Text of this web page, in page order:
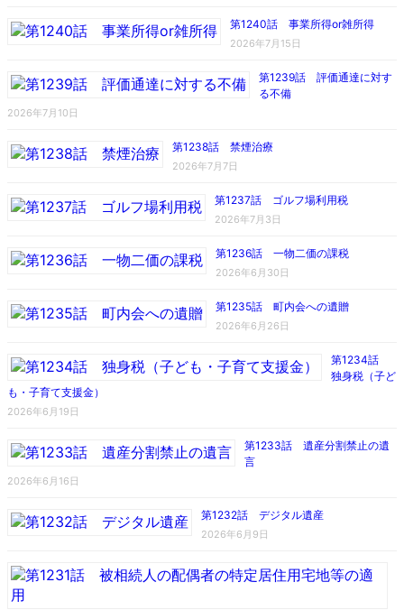
第1240話 事業所得or雑所得
2026年7月15日
第1239話 評価通達に対す
る不備
2026年7月10日
第1238話 禁煙治療
2026年7月7日
第1237話 ゴルフ場利用税
2026年7月3日
第1236話 一物二価の課税
2026年6月30日
第1235話 町内会への遺贈
2026年6月26日
第1234話
独身税（子ど
も・子育て支援金）
2026年6月19日
第1233話 遺産分割禁止の遺
言
2026年6月16日
第1232話 デジタル遺産
2026年6月9日